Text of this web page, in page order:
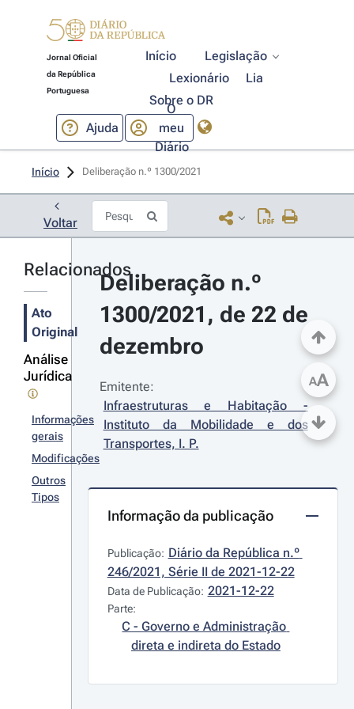
Jornal Oficial
da República
Portuguesa
Início
Legislação
Lexionário
Lia
Sobre o DR
Ajuda
O
meu
Diário
Início Deliberação n.º 1300/2021
Voltar
Relacionados
Ato
Original
Análise
Jurídica
Informações
gerais
Modificações
Outros
Tipos
Deliberação n.º
1300/2021, de 22 de
dezembro
Emitente:
Infraestruturas e Habitação -
Instituto da Mobilidade e dos
Transportes, I. P.
Informação da publicação
Publicação: Diário da República n.º
246/2021, Série II de 2021-12-22
Data de Publicação: 2021-12-22
Parte:
C - Governo e Administração
direta e indireta do Estado
AA